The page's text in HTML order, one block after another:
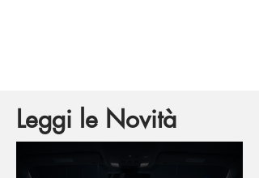
Leggi le Novità